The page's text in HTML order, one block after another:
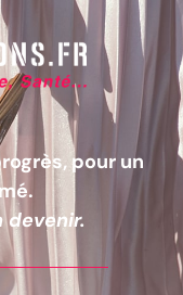
pour un
devenir.